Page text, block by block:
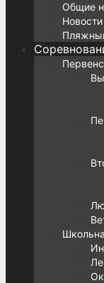
Общие